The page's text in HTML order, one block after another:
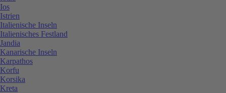
Ios
Istrien
Italienische Inseln
Italienisches Festland
Jandia
Kanarische Inseln
Karpathos
Korfu
Korsika
Kreta